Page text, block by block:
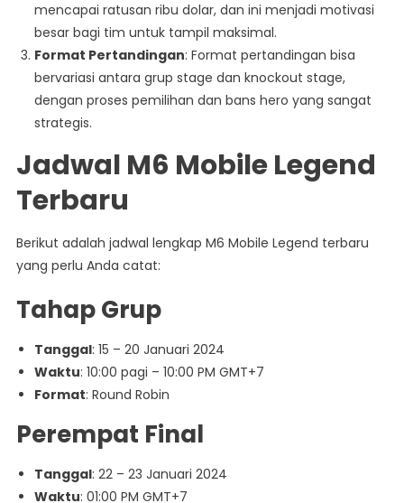
mencapai ratusan ribu dolar, dan ini menjadi motivasi
besar bagi tim untuk tampil maksimal.
Format Pertandingan: Format pertandingan bisa
bervariasi antara grup stage dan knockout stage,
dengan proses pemilihan dan bans hero yang sangat
strategis.
Jadwal M6 Mobile Legend
Terbaru
Berikut adalah jadwal lengkap M6 Mobile Legend terbaru
yang perlu Anda catat:
Tahap Grup
Tanggal: 15 – 20 Januari 2024
Waktu: 10:00 pagi – 10:00 PM GMT+7
Format: Round Robin
Perempat Final
Tanggal: 22 – 23 Januari 2024
Waktu: 01:00 PM GMT+7